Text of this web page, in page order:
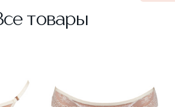
товары